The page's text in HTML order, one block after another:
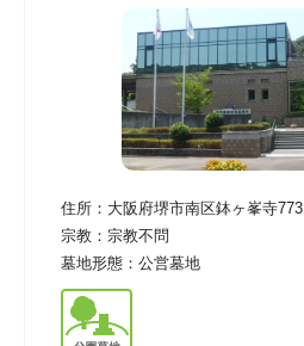
住所： 大阪府堺市南区鉢ヶ峯寺773
宗教： 宗教不問
墓地形態： 公営墓地